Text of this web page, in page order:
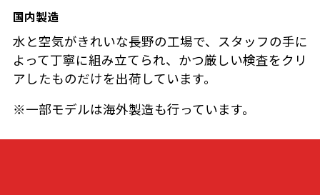
国内製造
水と空気がきれいな長野の工場で、スタッフの手に
よって丁寧に組み立てられ、かつ厳しい検査をクリ
アしたものだけを出荷しています。
※一部モデルは海外製造も行っています。